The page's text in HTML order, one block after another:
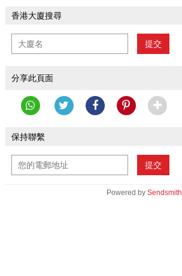
香港大廈搜尋
提交
分享此頁面
保持聯繫
提交
Powered by Sendsmith